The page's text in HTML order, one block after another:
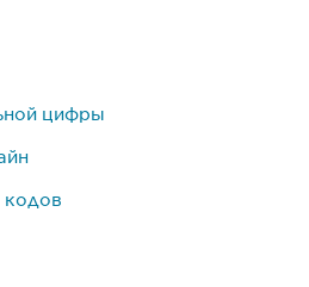
цифры
кодов